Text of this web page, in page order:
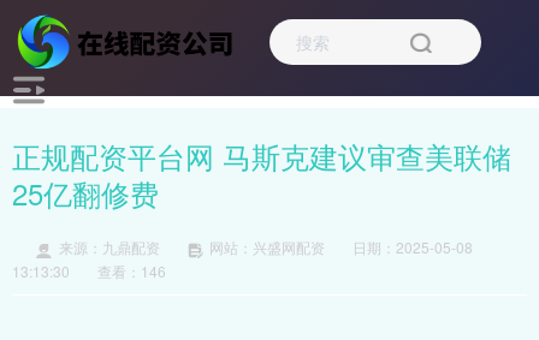
正规配资平台网 马斯克建议审查美联储
25亿翻修费
来源：九鼎配资 网站：兴盛网配资
日期：2025-05-08
13:13:30
查看：146